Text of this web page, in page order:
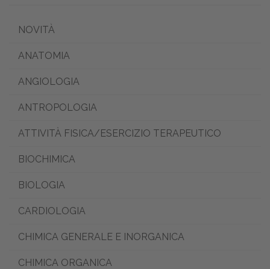
NOVITÀ
ANATOMIA
ANGIOLOGIA
ANTROPOLOGIA
ATTIVITÀ FISICA/ESERCIZIO TERAPEUTICO
BIOCHIMICA
BIOLOGIA
CARDIOLOGIA
CHIMICA GENERALE E INORGANICA
CHIMICA ORGANICA